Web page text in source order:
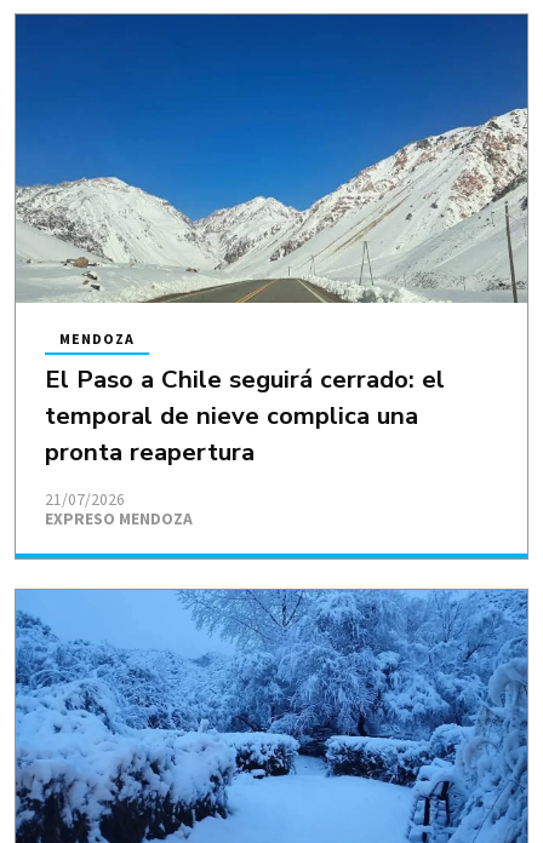
El Paso a Chile seguirá cerrado: el
temporal de nieve complica una
pronta reapertura
EXPRESO MENDOZA
MENDOZA
21/07/2026